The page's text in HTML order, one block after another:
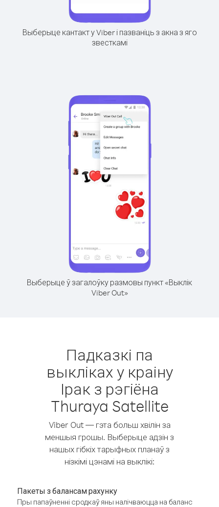
Выберыце кантакт у Viber і пазваніць з акна з яго
звесткамі
Выберыце ў загалоўку размовы пункт «Выклік
Viber Out»
Падказкі па
выкліках у краіну
Ірак з рэгіёна
Thuraya Satellite
Viber Out — гэта больш хвілін за
меншыя грошы. Выберыце адзін з
нашых гібкіх тарыфных планаў з
нізкімі цэнамі на выклікі:
Пакеты з балансам рахунку
Пры папаўненні сродкаў яны налічваюцца на баланс